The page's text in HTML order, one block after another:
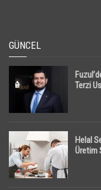
GÜNCEL
Terzi
Helal
Üretim